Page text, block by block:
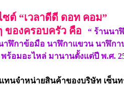
ซต์ “เวลาดีดี ดอท คอม”
ของครอบครัว คือ “ ร้านนา
าฬิกาข้อมือ นาฬิกาแขวน นาฬิกา
พร้อมอะไหล่ มานานตั้งแต่ปี พ.ศ.
ทนจำหน่ายสินค้าของบริษัท เซ็นท